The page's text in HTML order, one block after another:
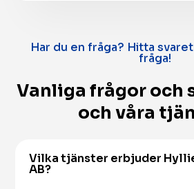
Har du en fråga? Hitta
fråga!
Vanliga frågor och
och våra
Vilka tjänster erbjuder
AB?